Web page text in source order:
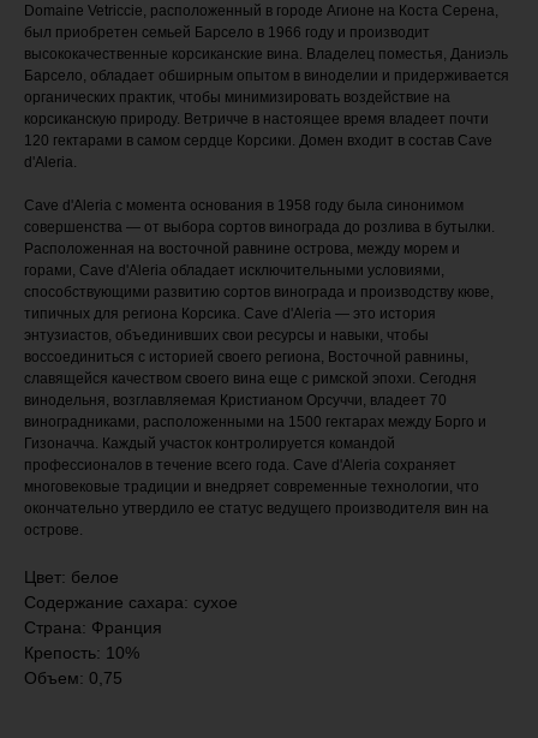
Domaine Vetriccie, расположенный в городе Агионе на Коста Серена,
был приобретен семьей Барсело в 1966 году и производит
высококачественные корсиканские вина. Владелец поместья, Даниэль
Барсело, обладает обширным опытом в виноделии и придерживается
органических практик, чтобы минимизировать воздействие на
корсиканскую природу. Ветричче в настоящее время владеет почти
120 гектарами в самом сердце Корсики. Домен входит в состав Cave
d'Aleria.
Cave d'Aleria с момента основания в 1958 году была синонимом
совершенства — от выбора сортов винограда до розлива в бутылки.
Расположенная на восточной равнине острова, между морем и
горами, Cave d'Aleria обладает исключительными условиями,
способствующими развитию сортов винограда и производству кюве,
типичных для региона Корсика. Cave d'Aleria — это история
энтузиастов, объединивших свои ресурсы и навыки, чтобы
воссоединиться с историей своего региона, Восточной равнины,
славящейся качеством своего вина еще с римской эпохи. Сегодня
винодельня, возглавляемая Кристианом Орсуччи, владеет 70
виноградниками, расположенными на 1500 гектарах между Борго и
Гизоначча. Каждый участок контролируется командой
профессионалов в течение всего года. Cave d'Aleria сохраняет
многовековые традиции и внедряет современные технологии, что
окончательно утвердило ее статус ведущего производителя вин на
острове.
Цвет: белое
Содержание сахара: сухое
Страна: Франция
Крепость: 10%
Объем: 0,75